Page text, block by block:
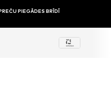
PIEGĀDES BRĪDĪ